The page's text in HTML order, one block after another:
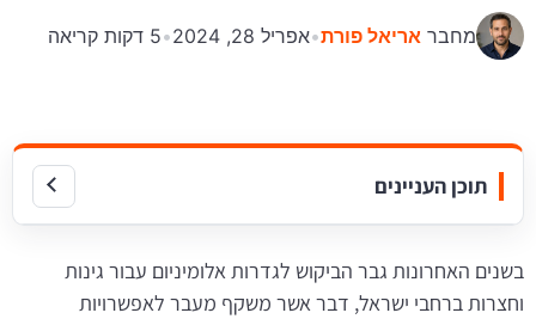
מחבר אריאל פורת•אפריל 28, 2024 •5 דקות קריאה
תוכן העניינים
בשנים האחרונות גבר הביקוש לגדרות אלומיניום עבור גינות
וחצרות ברחבי ישראל, דבר אשר משקף מעבר לאפשרויות